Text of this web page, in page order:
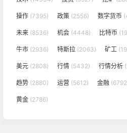
操作 (7395) 政策 (2556) 数字货币
未来 (8536) 机会 (4448) 比特币
牛市 (2936) 特斯拉 (2063) 矿工
美元 (2808) 行情 (5432) 行情分析
趋势 (2880) 运营 (5612) 金融
黄金 (2786)